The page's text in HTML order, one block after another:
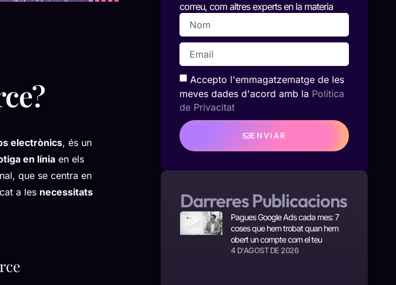
electrònics, és un
en línia en els
que se centra en
a les necessitats
correu, com altres experts en la materia
Accepto l'emmagatzematge de les
meves dades d'acord amb la Política
de Privacitat
ENVIAR
Darreres Publicacions
Pagues Google Ads cada mes: 7
coses que hem trobat quan hem
obert un compte com el teu
4 D'AGOST DE 2026